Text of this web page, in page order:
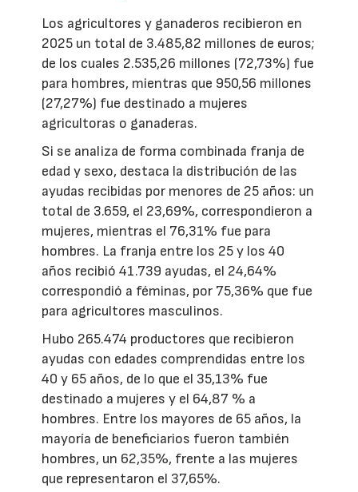
Los agricultores y ganaderos recibieron en
2025 un total de 3.485,82 millones de euros;
de los cuales 2.535,26 millones (72,73%) fue
para hombres, mientras que 950,56 millones
(27,27%) fue destinado a mujeres
agricultoras o ganaderas.
Si se analiza de forma combinada franja de
edad y sexo, destaca la distribución de las
ayudas recibidas por menores de 25 años: un
total de 3.659, el 23,69%, correspondieron a
mujeres, mientras el 76,31% fue para
hombres. La franja entre los 25 y los 40
años recibió 41.739 ayudas, el 24,64%
correspondió a féminas, por 75,36% que fue
para agricultores masculinos.
Hubo 265.474 productores que recibieron
ayudas con edades comprendidas entre los
40 y 65 años, de lo que el 35,13% fue
destinado a mujeres y el 64,87 % a
hombres. Entre los mayores de 65 años, la
mayoría de beneficiarios fueron también
hombres, un 62,35%, frente a las mujeres
que representaron el 37,65%.